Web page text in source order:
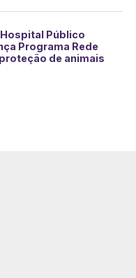
Público
Programa Rede
de animais